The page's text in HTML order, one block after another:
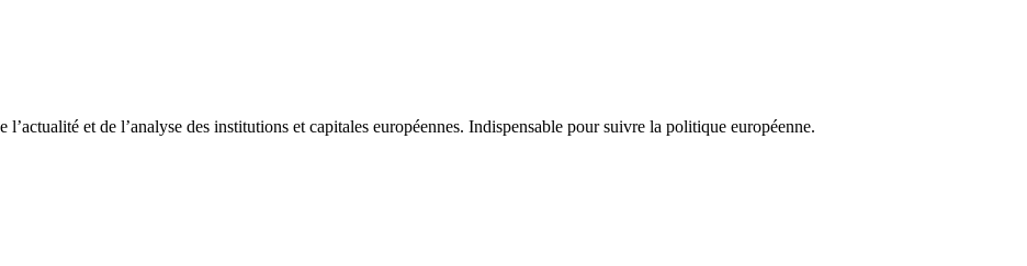
et de l’analyse des institutions et capitales européennes. Indispensable pour suivre la politique européenne.